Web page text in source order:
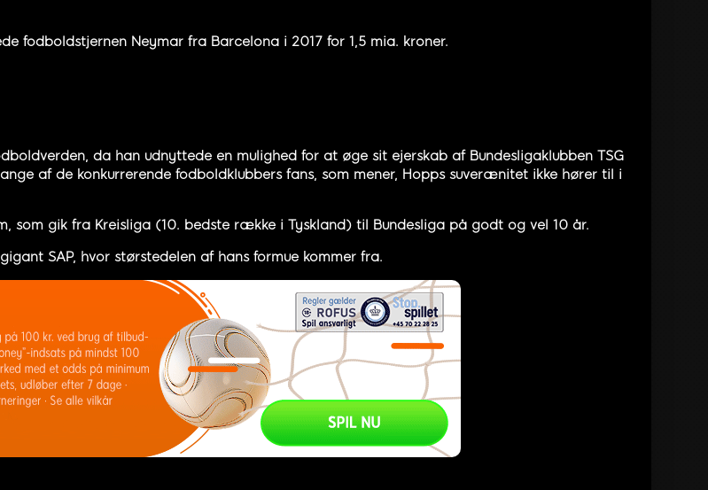
fodboldstjernen Neymar fra Barcelona i 2017 for 1,5 mia. kroner.
da han udnyttede en mulighed for at øge sit ejerskab af Bundesligaklubben TSG
af de konkurrerende fodboldklubbers fans, som mener, Hopps suverænitet ikke hører til i
som gik fra Kreisliga (10. bedste række i Tyskland) til Bundesliga på godt og vel 10 år.
SAP, hvor størstedelen af hans formue kommer fra.